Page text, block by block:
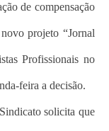
de compensação
projeto “Jornal
Profissionais no
feira a decisão.
solicita que